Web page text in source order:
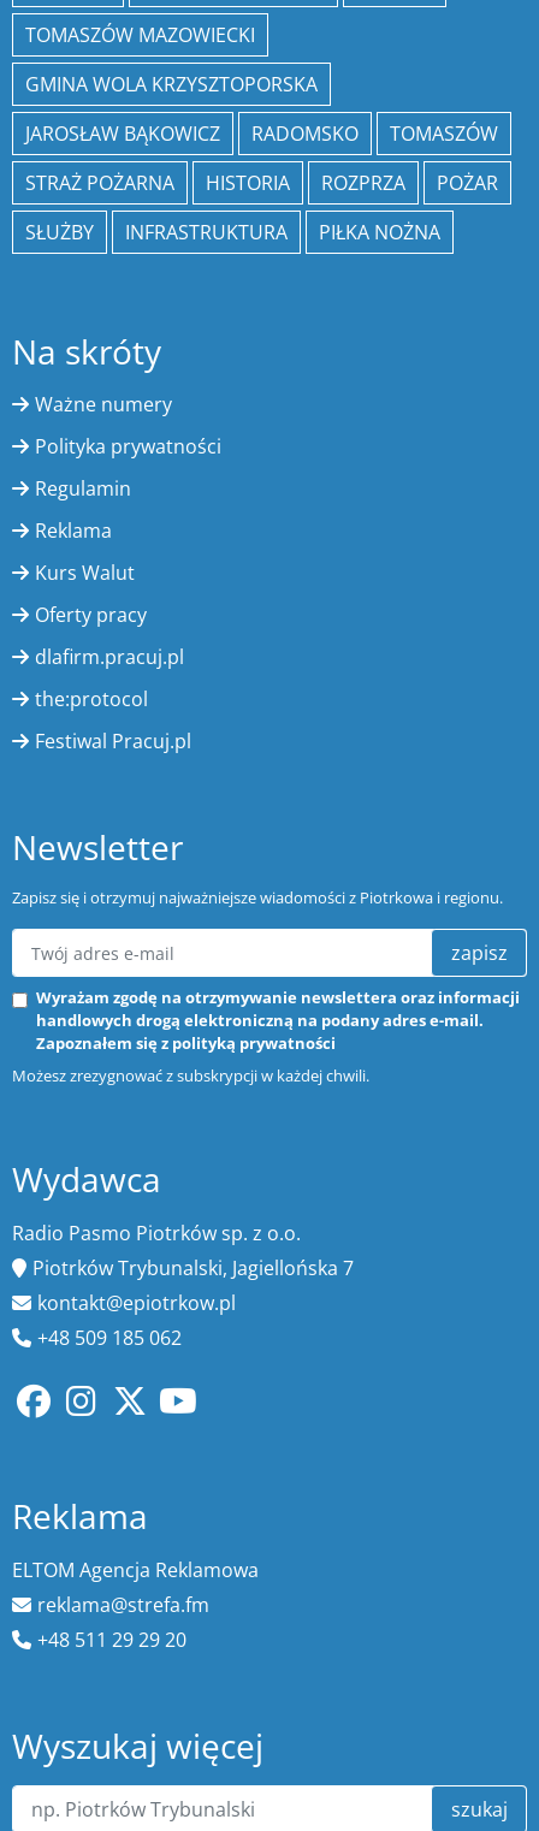
TOMASZÓW MAZOWIECKI
GMINA WOLA KRZYSZTOPORSKA
JAROSŁAW BĄKOWICZ
RADOMSKO
TOMASZÓW
STRAŻ POŻARNA
HISTORIA ROZPRZA
POŻAR
SŁUŻBY
INFRASTRUKTURA PIŁKA NOŻNA
Na skróty
Ważne numery
Polityka prywatności
Regulamin
Reklama
Kurs Walut
Oferty pracy
dlafirm.pracuj.pl
the:protocol
Festiwal Pracuj.pl
Newsletter
Zapisz się i otrzymuj najważniejsze wiadomości z Piotrkowa i regionu.
zapisz
Wyrażam zgodę na otrzymywanie newslettera oraz informacji
handlowych drogą elektroniczną na podany adres e-mail.
Zapoznałem się z polityką prywatności
Możesz zrezygnować z subskrypcji w każdej chwili.
Wydawca
Radio Pasmo Piotrków sp. z o.o.
Piotrków Trybunalski, Jagiellońska 7
kontakt@epiotrkow.pl
+48 509 185 062
Reklama
ELTOM Agencja Reklamowa
reklama@strefa.fm
+48 511 29 29 20
Wyszukaj więcej
szukaj